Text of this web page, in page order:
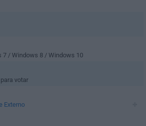
/ Windows 8 / Windows 10
votar
Externo